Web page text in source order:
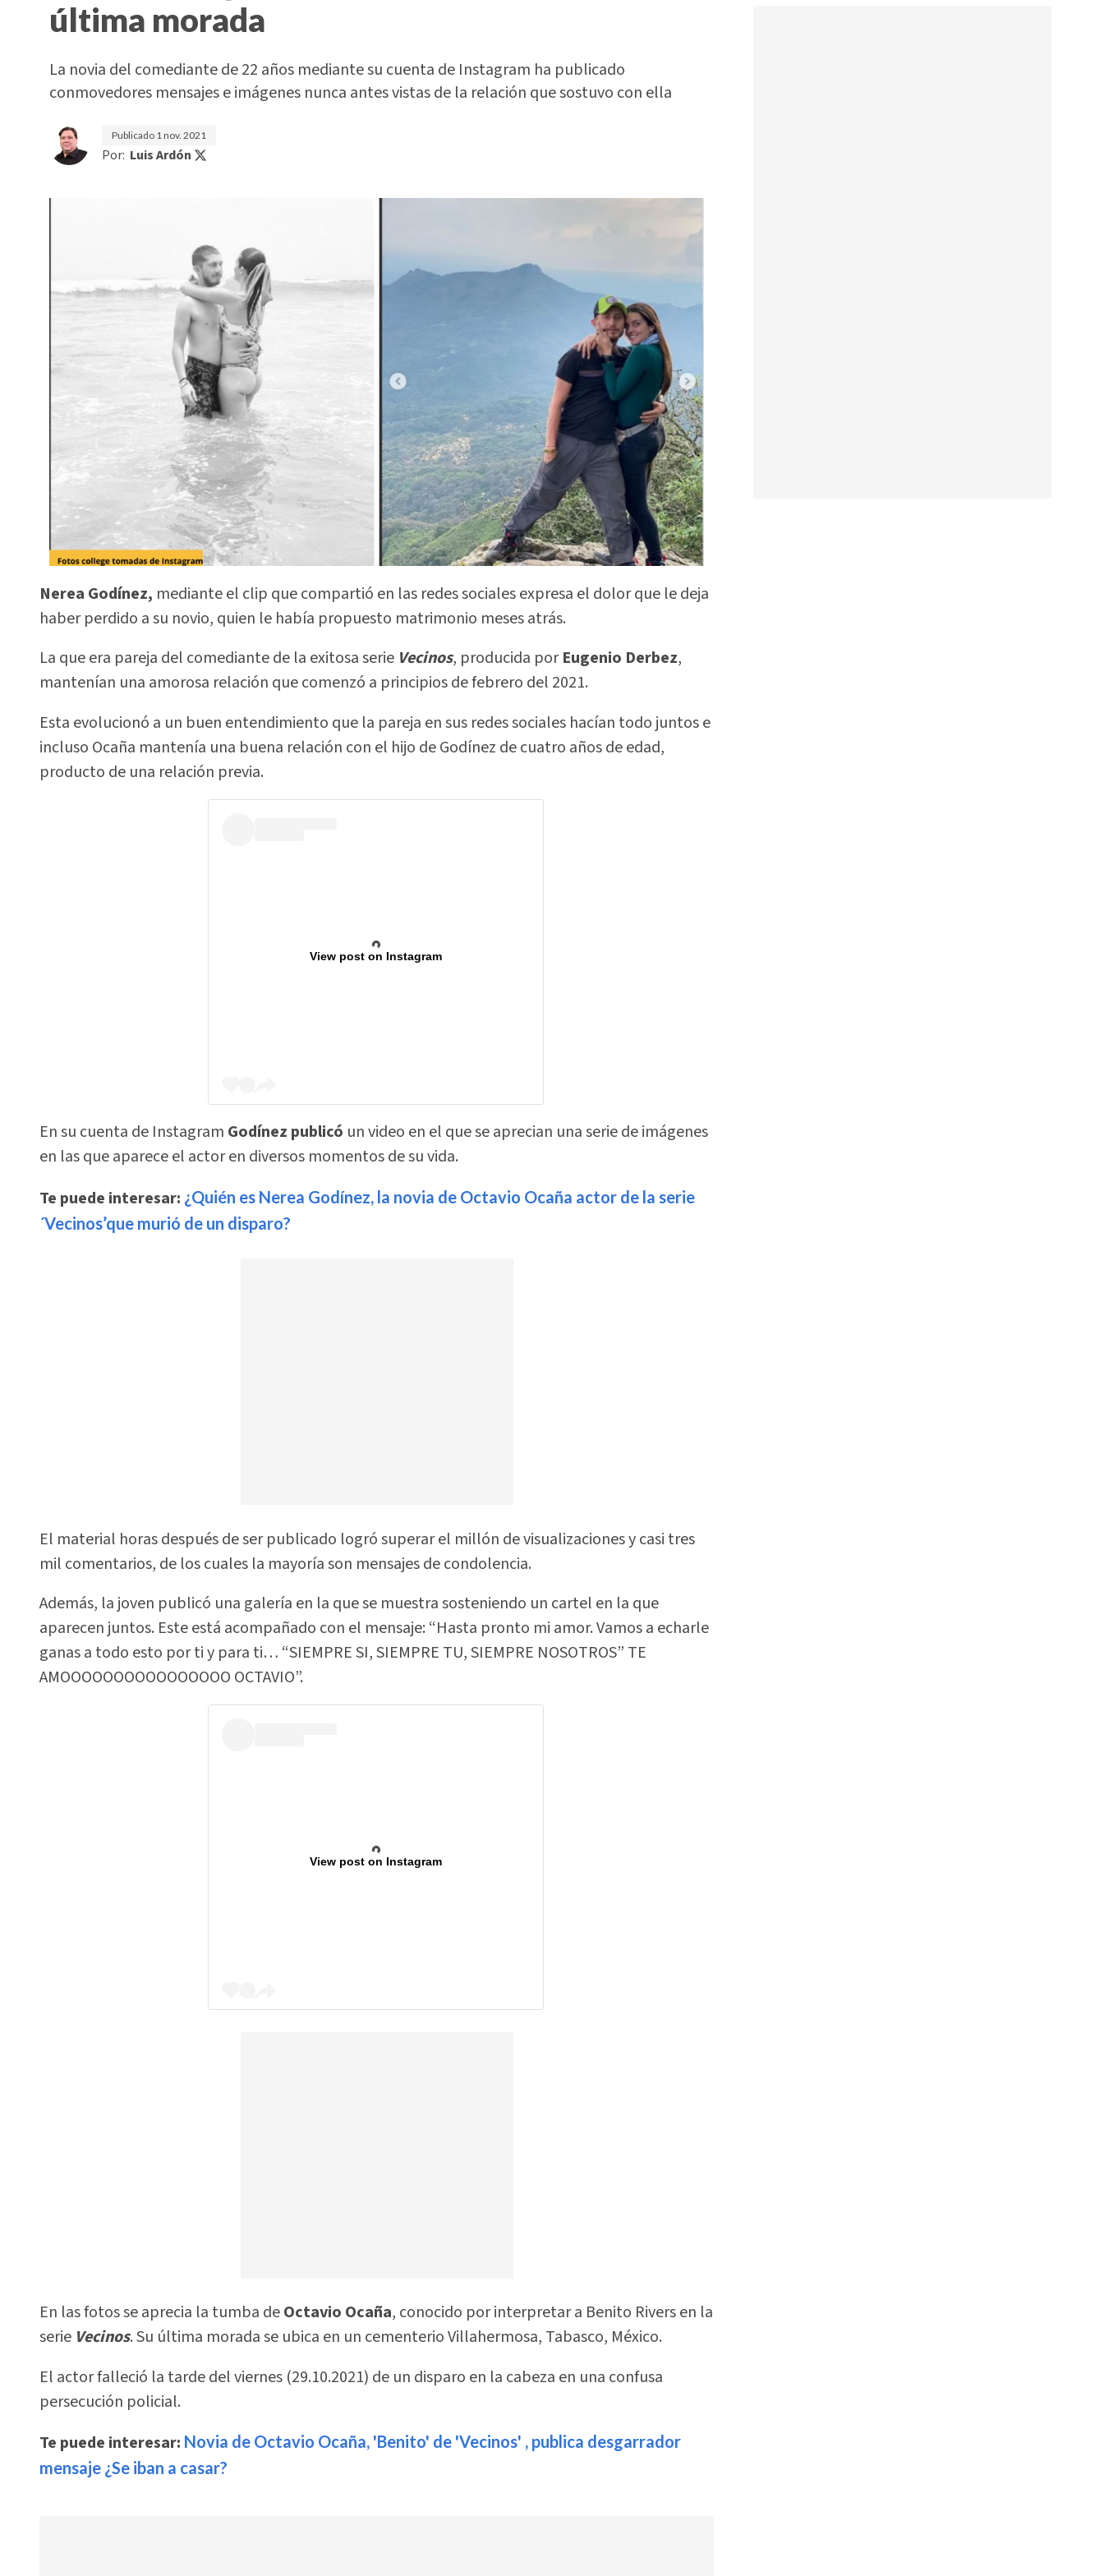
última morada
La novia del comediante de 22 años mediante su cuenta de Instagram ha publicado
conmovedores mensajes e imágenes nunca antes vistas de la relación que sostuvo con ella
Publicado 1 nov. 2021
Por: Luis Ardón
Nerea Godínez, mediante el clip que compartió en las redes sociales expresa el dolor que le deja
haber perdido a su novio, quien le había propuesto matrimonio meses atrás.
La que era pareja del comediante de la exitosa serie Vecinos, producida porEugenio Derbez,
mantenían una amorosa relación que comenzó a principios de febrero del 2021.
Esta evolucionó a un buen entendimiento que la pareja en sus redes sociales hacían todo juntos e
incluso Ocaña mantenía una buena relación con el hijo de Godínez de cuatro años de edad,
producto de una relación previa.
View post on Instagram
En su cuenta de Instagram Godínez publicó un video en el que se aprecian una serie de imágenes
en las que aparece el actor en diversos momentos de su vida.
Te puede interesar: ¿Quién es Nerea Godínez, la novia de Octavio Ocaña actor de la serie
´Vecinos’que murió de un disparo?
El material horas después de ser publicado logró superar el millón de visualizaciones y casi tres
mil comentarios, de los cuales la mayoría son mensajes de condolencia.
Además, la joven publicó una galería en la que se muestra sosteniendo un cartel en la que
aparecen juntos. Este está acompañado con el mensaje: “Hasta pronto mi amor. Vamos a echarle
ganas a todo esto por ti y para ti… “SIEMPRE SI, SIEMPRE TU, SIEMPRE NOSOTROS” TE
AMOOOOOOOOOOOOOOOO OCTAVIO”.
View post on Instagram
En las fotos se aprecia la tumba deOctavio Ocaña, conocido por interpretar a Benito Rivers en la
serie Vecinos. Su última morada se ubica en un cementerio Villahermosa, Tabasco, México.
El actor falleció la tarde del viernes (29.10.2021) de un disparo en la cabeza en una confusa
persecución policial.
Te puede interesar: Novia de Octavio Ocaña, 'Benito' de 'Vecinos' , publica desgarrador
mensaje ¿Se iban a casar?